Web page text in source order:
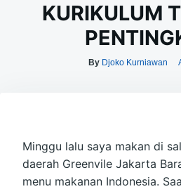
KURIKULUM
By Djoko Kurniawan
Minggu lalu saya makan di
daerah Greenvile Jakarta
menu makanan Indonesia.